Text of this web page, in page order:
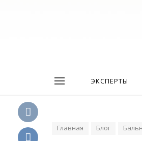
ЭКСПЕРТЫ
Главная Блог